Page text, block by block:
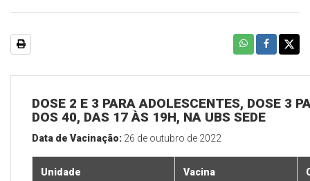
DOSE 2 E 3 PARA ADOLESCENTES, DOSE 3
DOS 40, DAS 17 ÀS 19H, NA UBS SEDE
Data de Vacinação: 26 de outubro de 2022
Unidade Vacina